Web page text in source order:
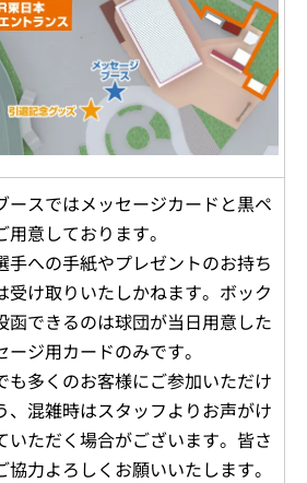
ースではメッセージカードと黒ペ
用意しております。
手への手紙やプレゼントのお持ち
受け取りいたしかねます。ボック
函できるのは球団が当日用意した
ージ用カードのみです。
も多くのお客様にご参加いただけ
、混雑時はスタッフよりお声がけ
いただく場合がございます。皆さ
協力よろしくお願いいたします。